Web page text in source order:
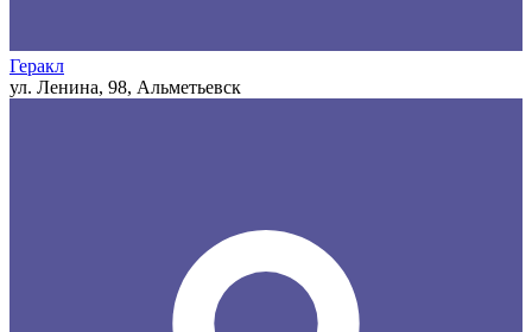
Геракл
ул. Ленина, 98, Альметьевск